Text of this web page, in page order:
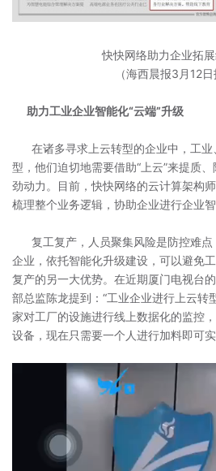
快快网络助力企业拓
（海西晨报3月12日
助力工业企业智能化“云端”升级
在诸多寻求上云转型的企业中，工业
型，他们迫切地需要借助“上云”来提质
劲动力。目前，快快网络的云计算架构
梳理整个业务逻辑，协助企业进行企业智
复工复产，人员聚集风险是防控难点
企业，依托智能化升级建设，可以避免
复产的另一大优势。在近期厦门电视台
部总监陈龙提到：“工业企业进行上云转
家对工厂的设施进行线上数据化的监控
设备，现在只需要一个人进行加料即可